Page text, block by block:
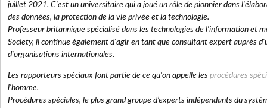
juillet 2021. C'est un universitaire qui a joué un rôle de pionnier dans
des données, la protection de la vie privée et la technologie.
Professeur britannique spécialisé dans les technologies de l'information et
Society, il continue également d'agir en tant que consultant expert auprès
d'organisations internationales.
Les rapporteurs spéciaux font partie de ce qu'on appelle les procédures
l'homme.
Procédures spéciales, le plus grand groupe d’experts indépendants du